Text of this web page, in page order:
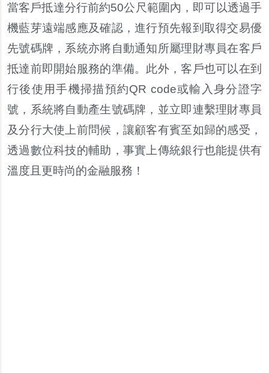
當客戶抵達分行前約50公尺範圍內，即可以透過手
機藍芽遠端感應及確認，進行預先報到取得交易優
先號碼牌，系統亦將自動通知所屬理財專員在客戶
抵達前即開始服務的準備。此外，客戶也可以在到
行後使用手機掃描預約QR code或輸入身分證字
號，系統將自動產生號碼牌，並立即連繫理財專員
及分行大使上前問候，讓顧客有賓至如歸的感受，
透過數位科技的輔助，事實上傳統銀行也能提供有
溫度且更時尚的金融服務！